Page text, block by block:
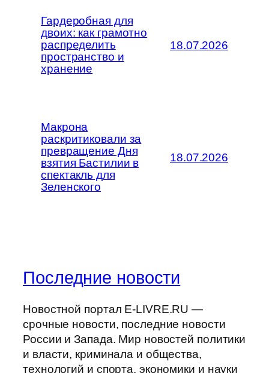
Гардеробная для
двоих: как грамотно
распределить
пространство и
хранение
18.07.2026
Макрона
раскритиковали за
превращение Дня
взятия Бастилии в
спектакль для
Зеленского
18.07.2026
Последние новости
Новостной портал E-LIVRE.RU —
срочные новости, последние новости
России и Запада. Мир новостей политики
и власти, криминала и общества,
технологий и спорта, экономики и науки